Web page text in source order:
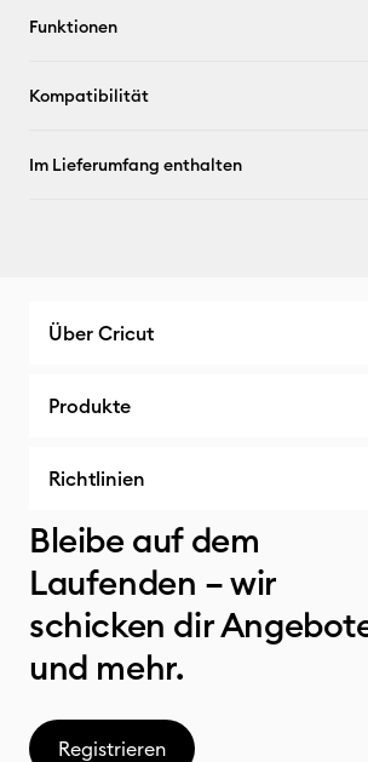
Funktionen
Kompatibilität
Im Lieferumfang enthalten
Über Cricut
Produkte
Richtlinien
Bleibe auf dem
Laufenden – wir
schicken dir
und mehr.
Registrieren